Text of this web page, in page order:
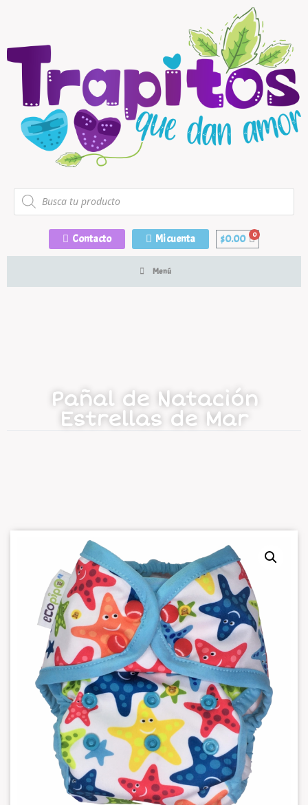
Contacto Mi cuenta $0.00
Menú
Pañal de Natación
Estrellas de Mar